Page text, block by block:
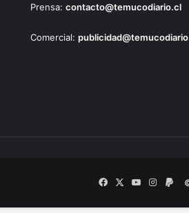
Prensa:contacto@temucodiario.cl
Comercial:
FacebookYouTube